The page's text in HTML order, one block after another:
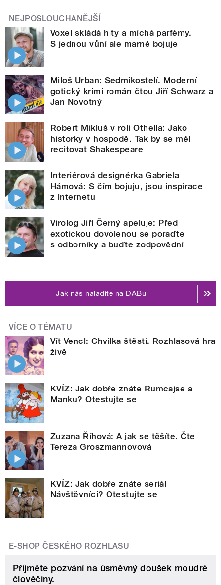
NEJPOSLOUCHANĚJŠÍ
Voxel skládá hity a míchá parfémy.
S jednou vůní ale marně bojuje
Miloš Urban: Sedmikostelí. Moderní
gotický krimi román čtou Jiří Schwarz a
Jan Novotný
Robert Mikluš v roli Othella: Jako
historky v hospodě. Tak by se měl
recitovat Shakespeare
Interiérová designérka Gabriela
Hámová: S čím bojuju, jsou inspirace
z internetu
Virolog Jiří Černý apeluje: Před
exotickou dovolenou se poraďte
s odborníky a buďte zodpovědní
Jak nás naladíte na DABu
VÍCE O TÉMATU
Vít Vencl: Chvilka štěstí. Rozhlasová hra
živě
KVÍZ: Jak dobře znáte Rumcajse a
Manku? Otestujte se
Zuzana Říhová: A jak se těšíte. Čte
Tereza Groszmannovová
KVÍZ: Jak dobře znáte seriál
Návštěvníci? Otestujte se
E-SHOP ČESKÉHO ROZHLASU
Přijměte pozvání na úsměvný doušek moudré
člověčiny.